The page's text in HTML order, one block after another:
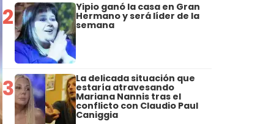
2 Yipio ganó la casa en Gran
Hermano y será líder de la
semana
3 La delicada situación que
estaría atravesando
Mariana Nannis tras el
conflicto con Claudio Paul
Caniggia